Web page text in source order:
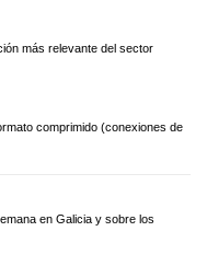
más relevante del sector
comprimido (conexiones de
en Galicia y sobre los